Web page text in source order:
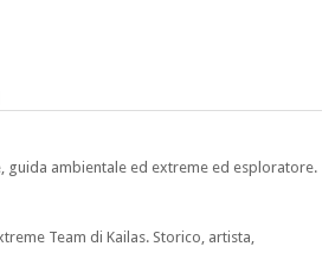
guida ambientale ed extreme ed esploratore.
Team di Kailas. Storico, artista,